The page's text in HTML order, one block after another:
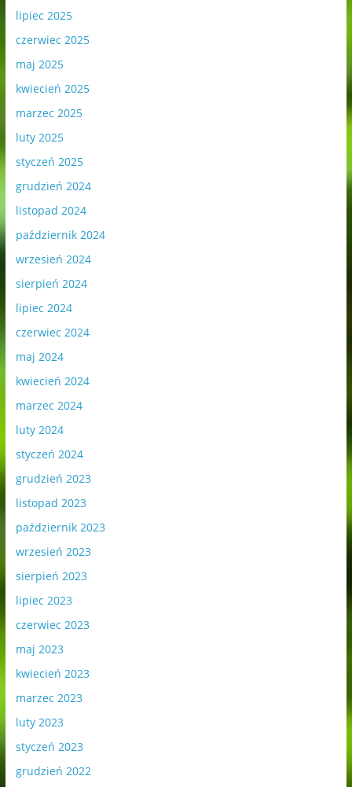
lipiec 2025
czerwiec 2025
maj 2025
kwiecień 2025
marzec 2025
luty 2025
styczeń 2025
grudzień 2024
listopad 2024
październik 2024
wrzesień 2024
sierpień 2024
lipiec 2024
czerwiec 2024
maj 2024
kwiecień 2024
marzec 2024
luty 2024
styczeń 2024
grudzień 2023
listopad 2023
październik 2023
wrzesień 2023
sierpień 2023
lipiec 2023
czerwiec 2023
maj 2023
kwiecień 2023
marzec 2023
luty 2023
styczeń 2023
grudzień 2022